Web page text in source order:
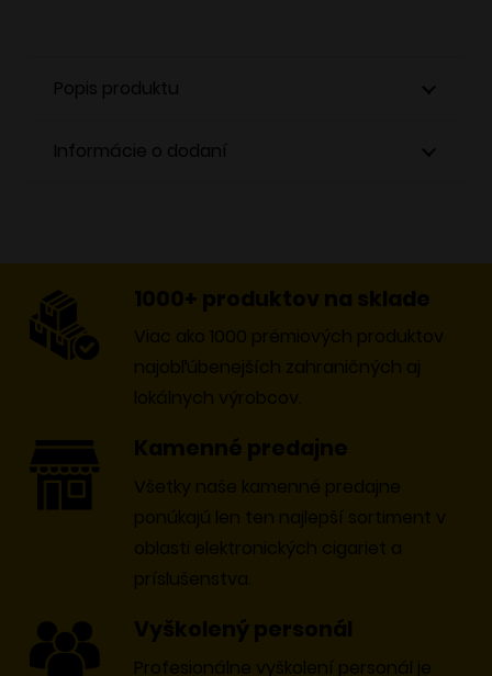
Popis produktu
Informácie o dodaní
1000+ produktov na sklade
Viac ako 1000 prémiových produktov
najobľúbenejších zahraničných aj
lokálnych výrobcov.
Kamenné predajne
Všetky naše kamenné predajne
ponúkajú len ten najlepší sortiment v
oblasti elektronických cigariet a
príslušenstva.
Vyškolený personál
Profesionálne vyškolení personál je